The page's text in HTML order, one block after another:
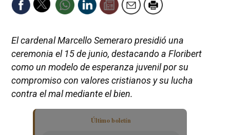
El cardenal Marcello Semeraro presidió una
ceremonia el 15 de junio, destacando a Floribert
como un modelo de esperanza juvenil por su
compromiso con valores cristianos y su lucha
contra el mal mediante el bien.
Último boletín